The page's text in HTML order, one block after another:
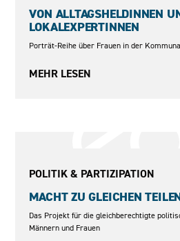
VON ALLTAGSHELDINNEN
LOKALEXPERTINNEN
Porträt-Reihe über Frauen in der
MEHR LESEN
POLITIK & PARTIZIPATION
MACHT ZU GLEICHEN
Das Projekt für die gleichberechtigte
Männern und Frauen